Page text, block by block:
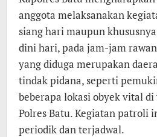
anggota melaksanakan
siang hari maupun
dini hari, pada jam-jam
yang diduga merupakan
tindak pidana, seperti
beberapa lokasi obyek vital
Polres Batu. Kegiatan patroli
periodik dan terjadwal.